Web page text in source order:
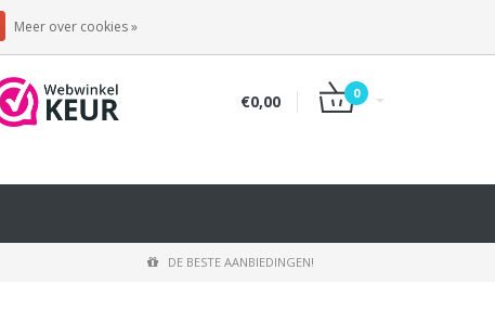
€0,00 0
DE BESTE AANBIEDINGEN!
Meer over cookies »